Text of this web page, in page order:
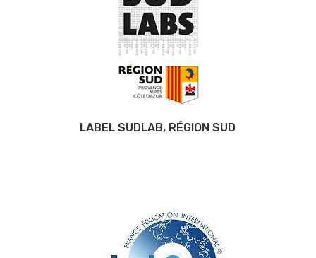
LABEL SUDLAB, RÉGION SUD